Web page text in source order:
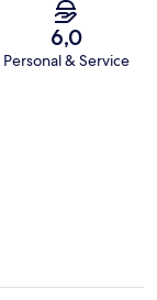
6,0
Personal & Service